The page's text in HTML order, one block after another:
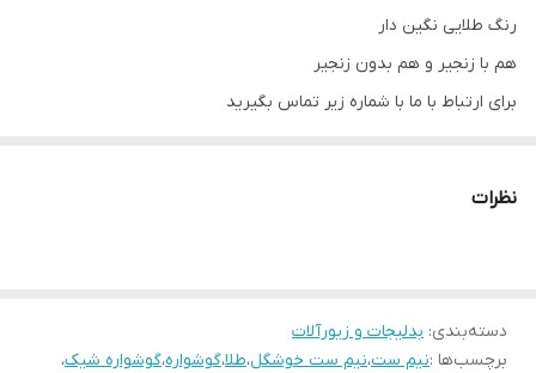
رنگ طلایی نگین دار
هم با زنجیر و هم بدون زنجیر
برای ارتباط با ما با شماره زیر تماس بگیرید
نظرات
دسته‌بندی: بدلیجات و زیورآلات
برچسب‌ها :نیم ست،نیم ست خوشگل،طلا،گوشواره،گوشواره شیک،